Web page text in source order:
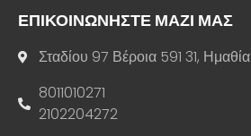
ΕΠΙΚΟΙΝΩΝΗΣΤΕ ΜΑΖΙ ΜΑΣ
Σταδίου 97 Βέροια 591 31, Ημαθία
8011010271
2102204272